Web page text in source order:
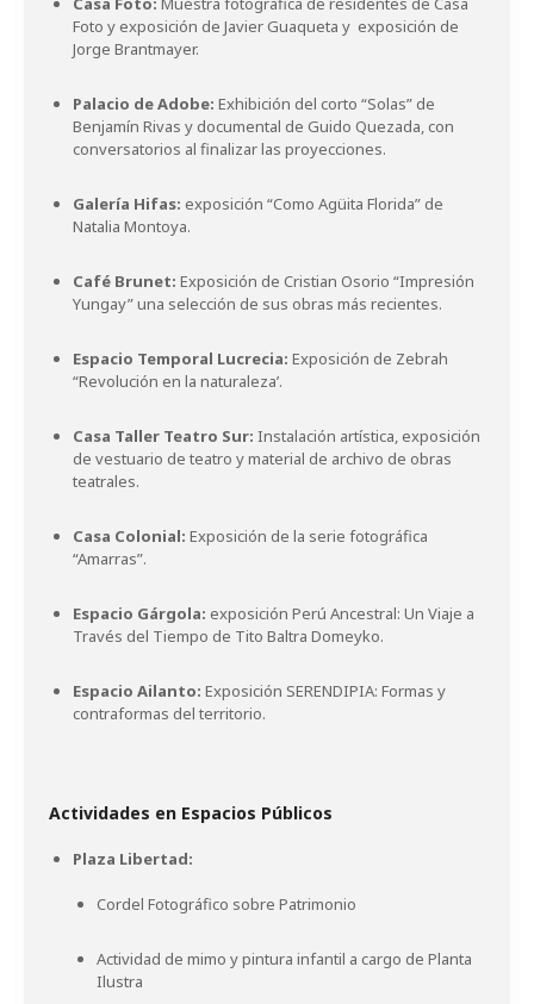
Foto y exposición de Javier Guaqueta y exposición de
Jorge Brantmayer.
Palacio de Adobe: Exhibición del corto “Solas” de
Benjamín Rivas y documental de Guido Quezada, con
conversatorios al finalizar las proyecciones.
Galería Hifas: exposición “Como Agüita Florida” de
Natalia Montoya.
Café Brunet: Exposición de Cristian Osorio “Impresión
Yungay” una selección de sus obras más recientes.
Espacio Temporal Lucrecia: Exposición de Zebrah
“Revolución en la naturaleza’.
Casa Taller Teatro Sur: Instalación artística, exposición
de vestuario de teatro y material de archivo de obras
teatrales.
Casa Colonial: Exposición de la serie fotográfica
“Amarras”.
Espacio Gárgola: exposición Perú Ancestral: Un Viaje a
Través del Tiempo de Tito Baltra Domeyko.
Espacio Ailanto: Exposición SERENDIPIA: Formas y
contraformas del territorio.
Actividades en Espacios Públicos
Plaza Libertad:
Cordel Fotográfico sobre Patrimonio
Actividad de mimo y pintura infantil a cargo de Planta
Ilustra